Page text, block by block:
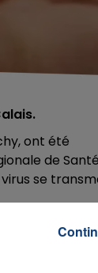
ont été
de
se
jeunes pour